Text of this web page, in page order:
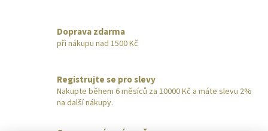
Doprava zdarma
při nákupu nad 1500 Kč
Registrujte se pro slevy
Nakupte během 6 měsíců za 10000 Kč a máte slevu 2%
na další nákupy.